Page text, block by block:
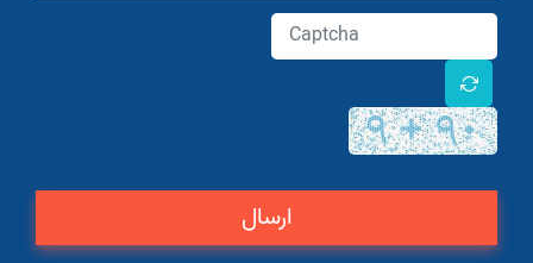
ارسال